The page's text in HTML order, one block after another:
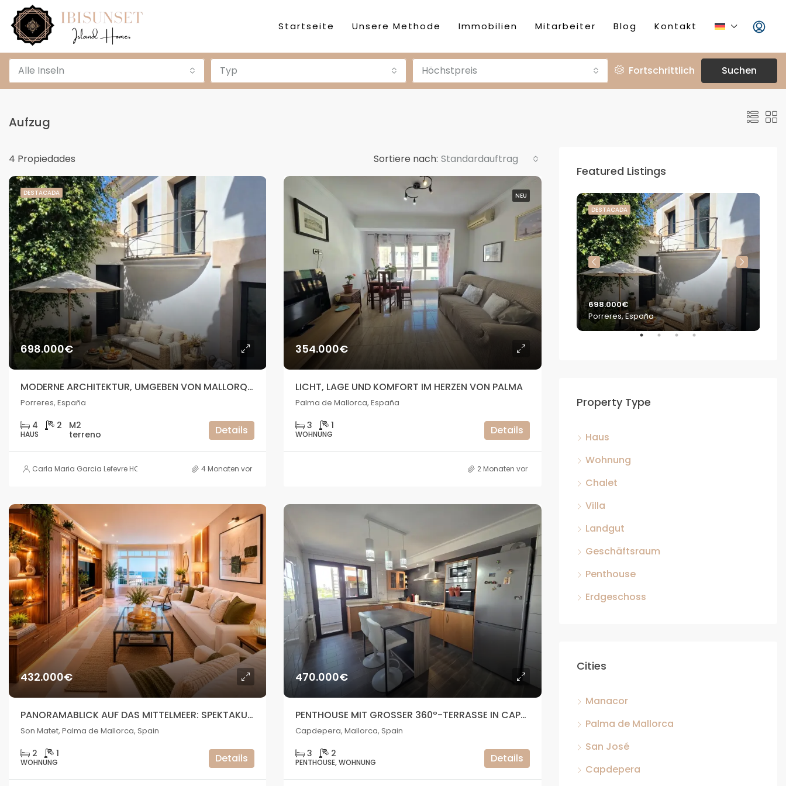
Startseite Unsere Methode Immobilien Mitarbeiter Blog Kontakt
Alle Inseln Typ Höchstpreis Fortschrittlich Suchen
Aufzug
4 Propiedades Sortiere nach: Standardauftrag
DESTACADA
698.000€
MODERNE ARCHITEKTUR, UMGEBEN VON MALLORQUINISCHEM STEIN
Porreres, España
4 2
HAUS Details
Carla Maria Garcia Lefevre HOUSE 4 Monaten vor
NEU
354.000€
LICHT, LAGE UND KOMFORT IM HERZEN VON PALMA
Palma de Mallorca, España
3 1
WOHNUNG Details
2 Monaten vor
432.000€
PANORAMABLICK AUF DAS MITTELMEER: SPEKTAKULÄRE WOHNUNG IN PALMA DE MALLORCA
Son Matet, Palma de Mallorca, Spain
2 1
WOHNUNG Details
470.000€
PENTHOUSE MIT GROSSER 360º-TERRASSE IN CAPDEPERA, MALLORCA
Capdepera, Mallorca, Spain
3 2
PENTHOUSE, WOHNUNG Details
Featured Listings
1.320.000€
Cala Vadella, San José, Spain
DESTACADA
698.000€
Porreres, España
Property Type
Haus
Wohnung
Chalet
Villa
Landgut
Geschäftsraum
Penthouse
Erdgeschoss
Cities
Manacor
Palma de Mallorca
San José
Capdepera